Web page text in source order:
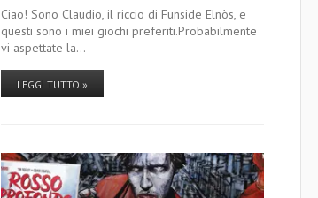
Ciao! Sono Claudio, il riccio di Funside Elnòs, e
questi sono i miei giochi preferiti.Probabilmente
vi aspettate la…
LEGGI TUTTO »